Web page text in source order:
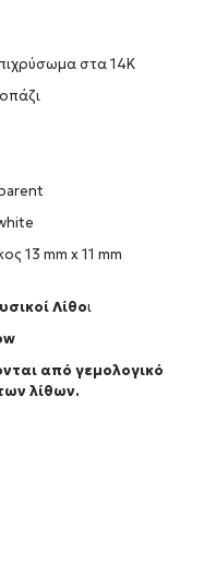
στα 14Κ
13 mm x 11 mm
Λίθοι
από γεμολογικό
λίθων.